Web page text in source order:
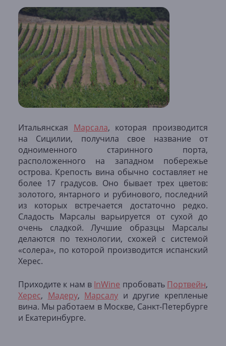
Итальянская Марсала, которая производится
на Сицилии, получила свое название от
одноименного старинного порта,
расположенного на западном побережье
острова. Крепость вина обычно составляет не
более 17 градусов. Оно бывает трех цветов:
золотого, янтарного и рубинового, последний
из которых встречается достаточно редко.
Сладость Марсалы варьируется от сухой до
очень сладкой. Лучшие образцы Марсалы
делаются по технологии, схожей с системой
«солера», по которой производится испанский
Херес.
Приходите к нам в InWine пробовать Портвейн,
Херес, Мадеру, Марсалу и другие крепленые
вина. Мы работаем в Москве, Санкт-Петербурге
и Екатеринбурге.